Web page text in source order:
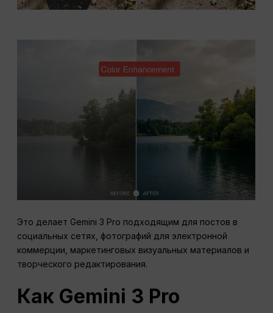
Это делает Gemini 3 Pro подходящим для постов в
социальных сетях, фотографий для электронной
коммерции, маркетинговых визуальных материалов и
творческого редактирования.
Как Gemini 3 Pro